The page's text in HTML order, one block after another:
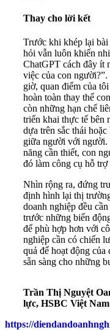
Thay cho lời kết
Trước khi khép lại bài
hỏi vẫn luôn khiến
ChatGPT cách đây ít
việc của con
giờ, quan điểm của
hoàn toàn thay thế
còn những hạn chế
triển khai thực tế bên
dựa trên sắc thái
giữa người với người.
năng cần thiết, con
đó làm công cụ hỗ
Nhìn rộng ra, đứng
định hình lại thị
doanh nghiệp đều
trước những biến
để phù hợp hơn với
nghiệp cần có chiến
quả để hoạt động
sẵn sàng cho những
Trần Thị Nguyệt
lực, HSBC Việt Nam
https://